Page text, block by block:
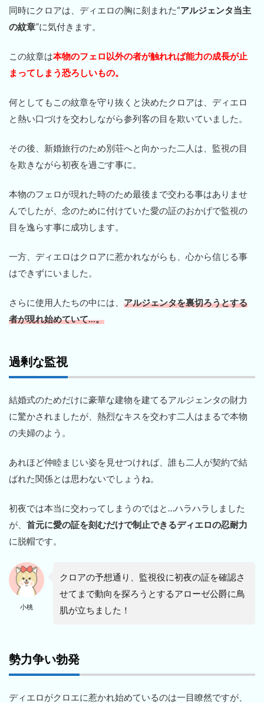
同時にクロアは、ディエロの胸に刻まれた“アルジェンタ当主
の紋章”に気付きます。
この紋章は本物のフェロ以外の者が触れれば能力の成長が止
まってしまう恐ろしいもの。
何としてもこの紋章を守り抜くと決めたクロアは、ディエロ
と熱い口づけを交わしながら参列客の目を欺いていました。
その後、新婚旅行のため別荘へと向かった二人は、監視の目
を欺きながら初夜を過ごす事に。
本物のフェロが現れた時のため最後まで交わる事はありませ
んでしたが、念のために付けていた愛の証のおかげで監視の
目を逸らす事に成功します。
一方、ディエロはクロアに惹かれながらも、心から信じる事
はできずにいました。
さらに使用人たちの中には、 アルジェンタを裏切ろうとする
者が現れ始めていて…。
過剰な監視
結婚式のためだけに豪華な建物を建てるアルジェンタの財力
に驚かされましたが、熱烈なキスを交わす二人はまるで本物
の夫婦のよう。
あれほど仲睦まじい姿を見せつければ、誰も二人が契約で結
ばれた関係とは思わないでしょうね。
初夜では本当に交わってしまうのではと…ハラハラしました
が、 首元に愛の証を刻むだけで制止できるディエロの忍耐力
に脱帽です。
小桃
クロアの予想通り、監視役に初夜の証を確認さ
せてまで動向を探ろうとするアローゼ公爵に鳥
肌が立ちました！
勢力争い勃発
ディエロがクロエに惹かれ始めているのは一目瞭然ですが、